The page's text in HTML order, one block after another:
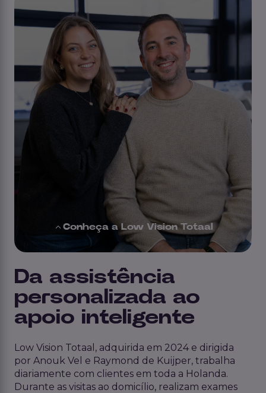
Conheça a Low Vision Totaal
Da assistência
personalizada ao
apoio inteligente
Low Vision Totaal, adquirida em 2024 e dirigida
por Anouk Vel e Raymond de Kuijper, trabalha
diariamente com clientes em toda a Holanda.
Durante as visitas ao domicílio, realizam exames